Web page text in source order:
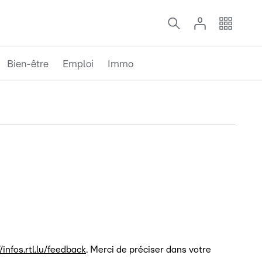
Bien-être Emploi Immo
infos.rtl.lu/feedback. Merci de préciser dans votre